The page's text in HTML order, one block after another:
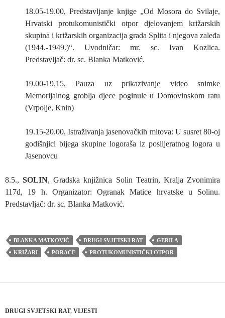
18.05-19.00, Predstavljanje knjige „Od Mosora do Svilaje,
Hrvatski protukomunistički otpor djelovanjem križarskih
skupina i križarskih organizacija grada Splita i njegova zaleđa
(1944.-1949.)“. Uvodničar: mr. sc. Ivan Kozlica.
Predstavljač: dr. sc. Blanka Matković.
19.00-19.15, Pauza uz prikazivanje video snimke
Memorijalnog groblja djece poginule u Domovinskom ratu
(Vrpolje, Knin)
19.15-20.00, Istraživanja jasenovačkih mitova: U susret 80-oj
godišnjici bijega skupine logoraša iz poslijeratnog logora u
Jasenovcu
8.5.,SOLIN, Gradska knjižnica Solin Teatrin, Kralja Zvonimira
117d, 19 h. Organizator: Ogranak Matice hrvatske u Solinu.
Predstavljač: dr. sc. Blanka Matković.
BLANKA MATKOVIĆ DRUGI SVJETSKI RAT
GERILA
KRIŽARI
PORAĆE PROTUKOMUNISTIČKI OTPOR
DRUGI SVJETSKI RAT, VIJESTI